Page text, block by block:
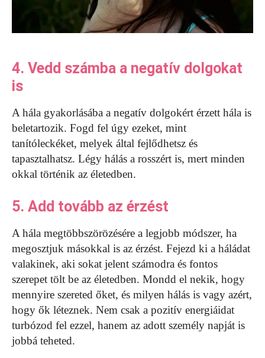
4. Vedd számba a negatív dolgokat
is
A hála gyakorlásába a negatív dolgokért érzett hála is
beletartozik. Fogd fel úgy ezeket, mint
tanítóleckéket, melyek által fejlődhetsz és
tapasztalhatsz. Légy hálás a rosszért is, mert minden
okkal történik az életedben.
5. Add tovább az érzést
A hála megtöbbszörözésére a legjobb módszer, ha
megosztjuk másokkal is az érzést. Fejezd ki a háládat
valakinek, aki sokat jelent számodra és fontos
szerepet tölt be az életedben. Mondd el nekik, hogy
mennyire szereted őket, és milyen hálás is vagy azért,
hogy ők léteznek. Nem csak a pozitív energiáidat
turbózod fel ezzel, hanem az adott személy napját is
jobbá teheted.